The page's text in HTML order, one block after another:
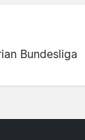
Bundesliga